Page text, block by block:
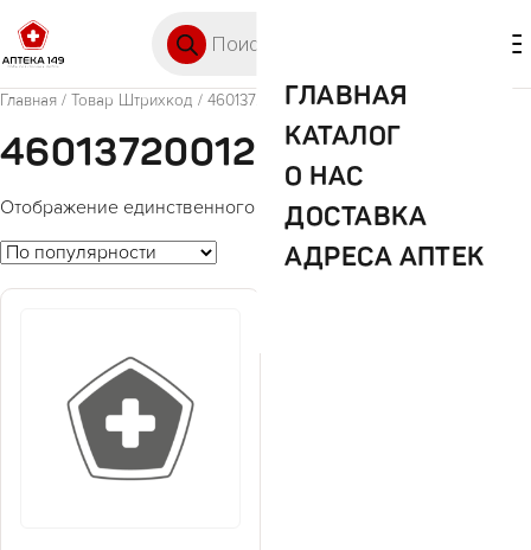
ГЛАВНАЯ
КАТАЛОГ
О НАС
ДОСТАВКА
АДРЕСА АПТЕК
Главная / Товар Штрихкод / 4601372001273
4601372001273
Отображение единственного товара